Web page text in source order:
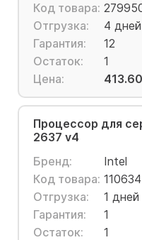
Код товара:
Отгрузка:
4 дней
Гарантия:
12
Остаток:
1
Цена:
Процессор для
2637 v4
Бренд:
Intel
Код товара: 110634
Отгрузка:
1 дней
Гарантия:
1
Остаток:
1